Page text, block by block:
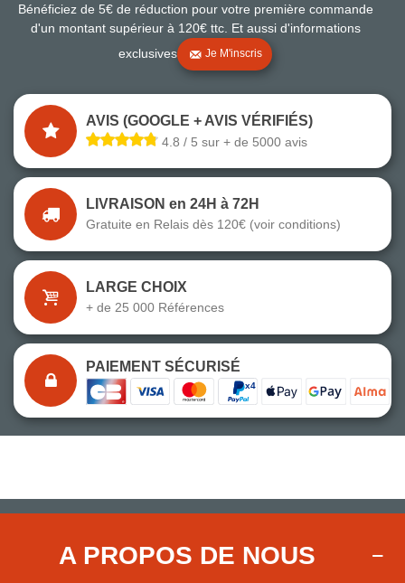
Bénéficiez de 5€ de réduction pour votre première commande
d'un montant supérieur à 120€ ttc. Et aussi d'informations
exclusives
Je M'inscris
AVIS (GOOGLE + AVIS VÉRIFIÉS)
4.8 / 5 sur + de 5000 avis
LIVRAISON en 24H à 72H
Gratuite en Relais dès 120€ (voir conditions)
LARGE CHOIX
+ de 25 000 Références
PAIEMENT SÉCURISÉ
A PROPOS DE NOUS